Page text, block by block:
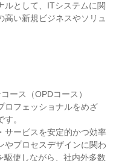
ルとして、ITシステムに関
い新規ビジネスやソリュ
ース（OPDコース）
ロフェッショナルをめざ
。
サービスを安定的かつ効率
やプロセスデザインに関わ
駆使しながら、社内外多数